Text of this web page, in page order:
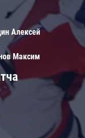
Алексей
Максим